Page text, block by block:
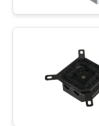
KONTAKT
cnc